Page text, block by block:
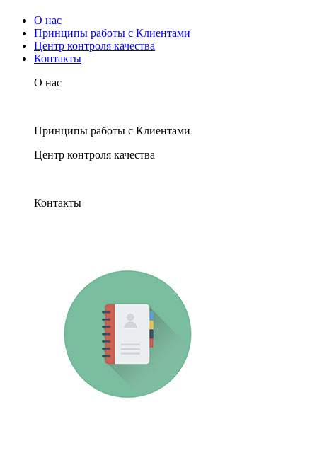
О нас
Принципы работы с Клиентами
Центр контроля качества
Контакты
О нас
Принципы работы с Клиентами
Центр контроля качества
Контакты